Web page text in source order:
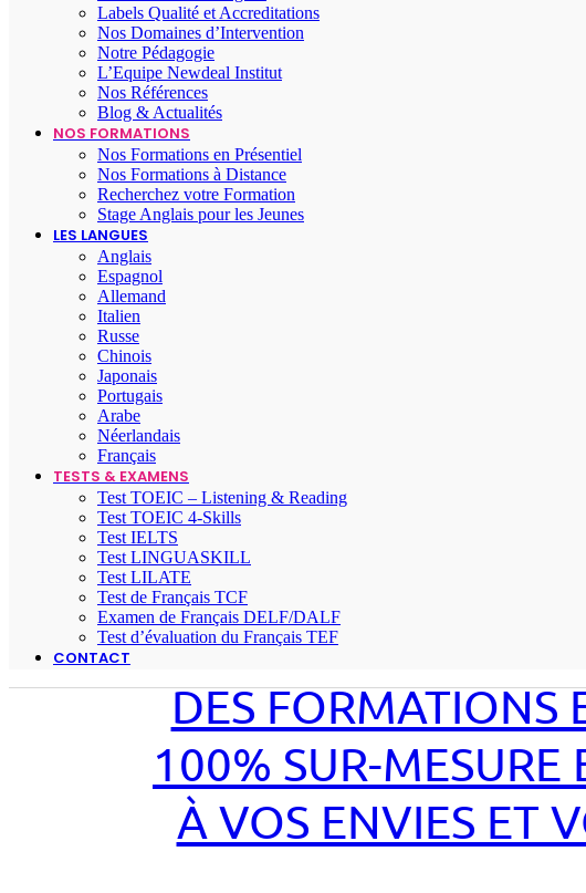
Labels Qualité et Accreditations
Nos Domaines d’Intervention
Notre Pédagogie
L’Equipe Newdeal Institut
Nos Références
Blog & Actualités
NOS FORMATIONS
Nos Formations en Présentiel
Nos Formations à Distance
Recherchez votre Formation
Stage Anglais pour les Jeunes
LES LANGUES
Anglais
Espagnol
Allemand
Italien
Russe
Chinois
Japonais
Portugais
Arabe
Néerlandais
Français
TESTS & EXAMENS
Test TOEIC – Listening & Reading
Test TOEIC 4-Skills
Test IELTS
Test LINGUASKILL
Test LILATE
Test de Français TCF
Examen de Français DELF/DALF
Test d’évaluation du Français TEF
CONTACT
DES FORMATIONS
100% SUR-MESURE
À VOS ENVIES ET